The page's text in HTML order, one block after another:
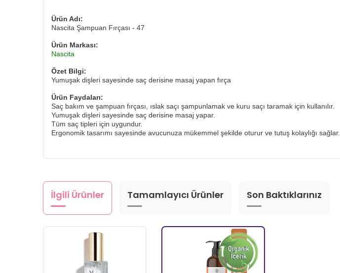
Ürün Adı:
Nascita Şampuan Fırçası - 47
Ürün Markası:
Nascita
Özet Bilgi:
Yumuşak dişleri sayesinde saç derisine masaj yapan fırça
Ürün Faydaları:
Saç bakım ve şampuan fırçası, ıslak saçı şampunlamak ve kuru saçı taramak için kullanılır.
Yumuşak dişleri sayesinde saç derisine masaj yapar.
Tüm saç tipleri için uygundur.
​Ergonomik tasarımı sayesinde avucunuza mükemmel şekilde oturur ve tutuş kolaylığı sağlar.
İlgili Ürünler Tamamlayıcı Ürünler Son Baktıklarınız